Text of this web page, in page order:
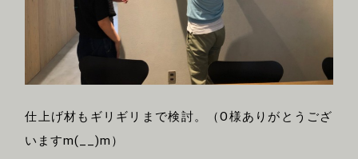
仕上げ材もギリギリまで検討。（O様ありがとうござ
いますm(__)m）